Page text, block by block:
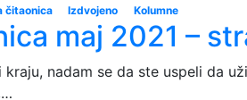
čitaonica Izdvojeno Kolumne
maj 2021 –
kraju, nadam se da ste uspeli da